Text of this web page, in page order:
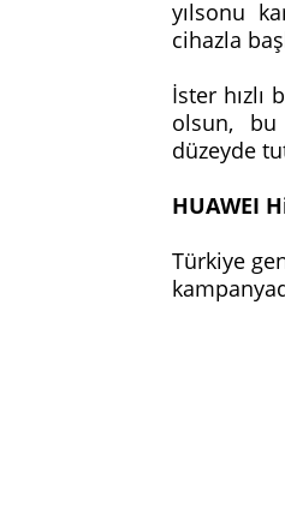
yılsonu
cihazla
İster
olsun, bu
düzeyde
HUAWEI
Türkiye